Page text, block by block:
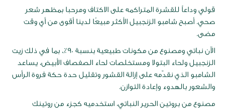
قولي وداعاً للقشرة المتراكمه على الاكتاف ومرحبا بمظهر شعر
صحي. أصبح شامبو الزنجبيل الأكثر مبيعًا لدينا أقوى من أي وقت
مضى.
الآن نباتي ومصنوع من مكونات طبيعية بنسبة 90٪، بما في ذلك زيت
الزنجبيل ولحاء البتولا ومستخلصات لحاء الصفصاف الأبيض، يساعد
الشامبو الذي نقدّمه على إزالة القشور وتقليل حدة حكة فروة الرأس
والشعور بالهدوء وإعادة التوازن.
مصنوع من بروتين الحرير النباتي، استخدميه كجزء من روتينك